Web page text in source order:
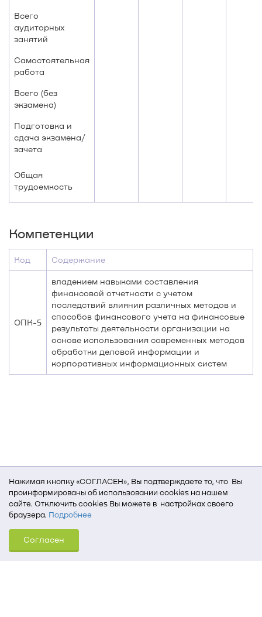
Нажимая кнопку «СОГЛАСЕН», Вы подтверждаете то, что Вы
проинформированы об использовании cookies на нашем
сайте. Отключить cookies Вы можете в настройках своего
браузера. Подробнее
Для того, чтобы мы могли качественно предоставить Вам
услуги, мы используем cookies, которые сохраняются
на Вашем компьютере (Сведения о местоположении; ip-адрес;
Согласен
Всего
аудиторных
занятий
Самостоятельная
работа
Всего (без
экзамена)
Подготовка и
сдача экзамена/
зачета
Общая
трудоемкость
Компетенции
Код Содержание
ОПК-5
владением навыками составления
финансовой отчетности с учетом
последствий влияния различных методов и
способов финансового учета на финансовые
результаты деятельности организации на
основе использования современных методов
обработки деловой информации и
корпоративных информационных систем